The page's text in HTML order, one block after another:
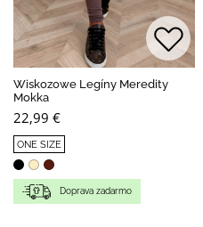
Wiskozowe Legíny Meredity
Mokka
22,99 €
ONE SIZE
Doprava zadarmo